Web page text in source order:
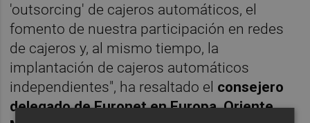
'outsorcing' de cajeros automáticos, el
fomento de nuestra participación en redes
de cajeros y, al mismo tiempo, la
implantación de cajeros automáticos
independientes", ha resaltado el consejero
delegado de Euronet en Europa, Oriente